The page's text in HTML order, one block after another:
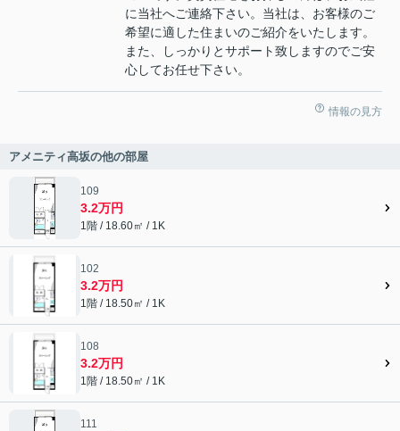
に当社へご連絡下さい。当社は、お客様のご
希望に適した住まいのご紹介をいたします。
また、しっかりとサポート致しますのでご安
心してお任せ下さい。
情報の見方
アメニティ高坂の他の部屋
109
3.2万円
1階 / 18.60㎡ / 1K
102
3.2万円
1階 / 18.50㎡ / 1K
108
3.2万円
1階 / 18.50㎡ / 1K
111